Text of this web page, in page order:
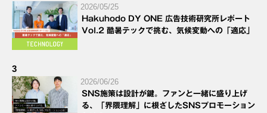
2026/05/25
Hakuhodo DY ONE 広告技術研究所レポート
Vol.2 酷暑テックで挑む、気候変動への「適応」
3
2026/06/26
SNS施策は設計が鍵。ファンと一緒に盛り上げ
る、「界隈理解」に根ざしたSNSプロモーション